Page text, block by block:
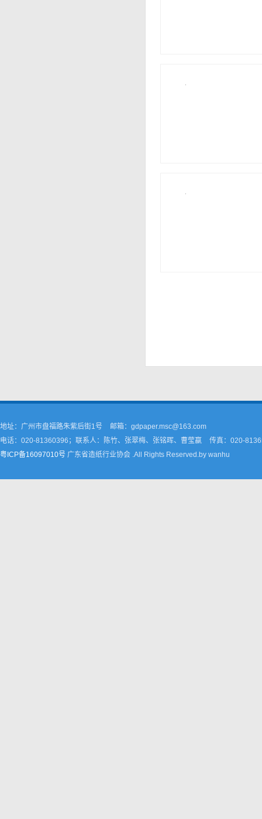
地址：广州市盘福路朱紫后街1号
邮箱：gdpaper.msc@163.com
电话：020-81360396；联系人：陈竹、张翠梅、张铭晖、曹莹嬴
传真：020-
粤ICP备16097010号 广东省造纸行业协会 .All Rights Reserved.by wanhu